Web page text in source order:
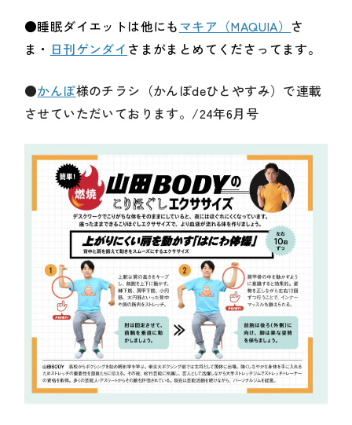
●睡眠ダイエットは他にも マキア（MAQUIA） さ
ま・ 日刊ゲンダイ さまがまとめてくださってます。
●かんぽ様のチラシ（かんぽdeひとやすみ）で連載
させていただいております。/24年6月号